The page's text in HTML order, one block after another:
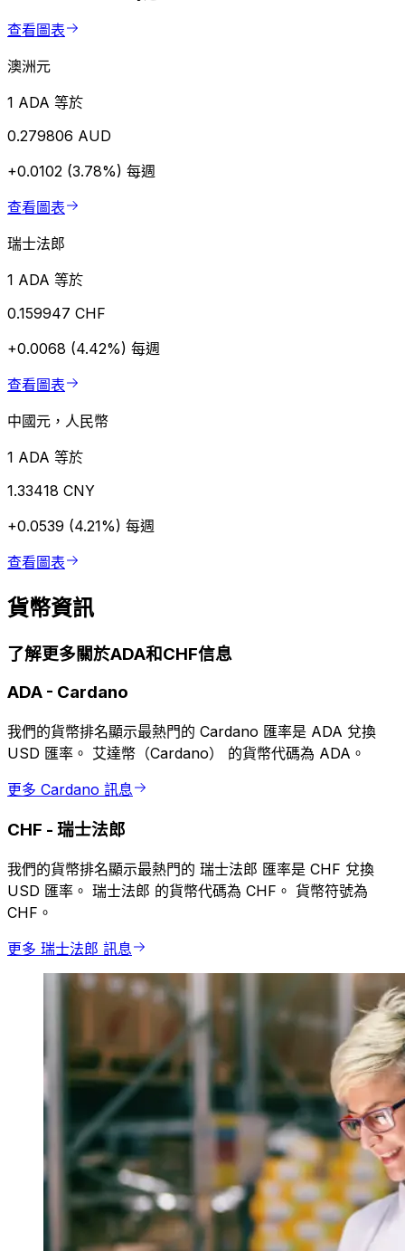
查看圖表
澳洲元
1 ADA 等於
0.279806 AUD
+0.0102 (3.78%) 每週
查看圖表
瑞士法郎
1 ADA 等於
0.159947 CHF
+0.0068 (4.42%) 每週
查看圖表
中國元，人民幣
1 ADA 等於
1.33418 CNY
+0.0539 (4.21%) 每週
查看圖表
貨幣資訊
了解更多關於ADA和CHF信息
ADA - Cardano
我們的貨幣排名顯示最熱門的 Cardano 匯率是 ADA 兌換
USD 匯率。 艾達幣（Cardano） 的貨幣代碼為 ADA。
更多 Cardano 訊息
CHF - 瑞士法郎
我們的貨幣排名顯示最熱門的 瑞士法郎 匯率是 CHF 兌換
USD 匯率。 瑞士法郎 的貨幣代碼為 CHF。 貨幣符號為
CHF。
更多 瑞士法郎 訊息